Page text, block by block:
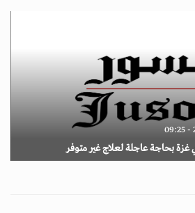
غزة بحاجة عاجلة لعلاج غير متوفر